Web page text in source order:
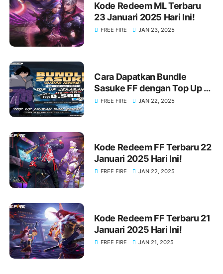
Kode Redeem ML Terbaru
23 Januari 2025 Hari Ini!
FREE FIRE JAN 23, 2025
Cara Dapatkan Bundle
Sasuke FF dengan Top Up di
KIOSGAMER Sekarang Juga!
FREE FIRE JAN 22, 2025
Kode Redeem FF Terbaru 22
Januari 2025 Hari Ini!
FREE FIRE JAN 22, 2025
Kode Redeem FF Terbaru 21
Januari 2025 Hari Ini!
FREE FIRE JAN 21, 2025